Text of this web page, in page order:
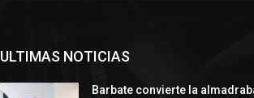
ULTIMAS NOTICIAS
Barbate convierte la